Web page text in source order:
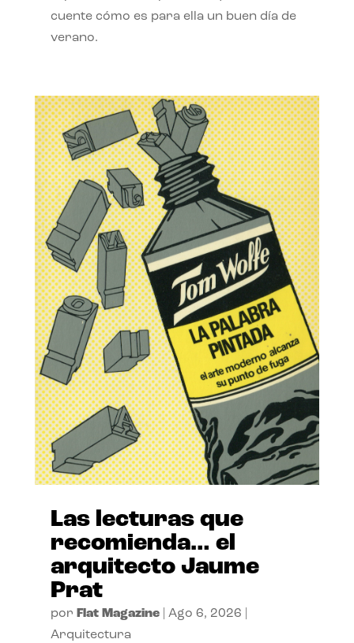
cuente cómo es para ella un buen día de
verano.
Las lecturas que
recomienda… el
arquitecto Jaume
Prat
por Flat Magazine| Ago 6, 2026
Arquitectura